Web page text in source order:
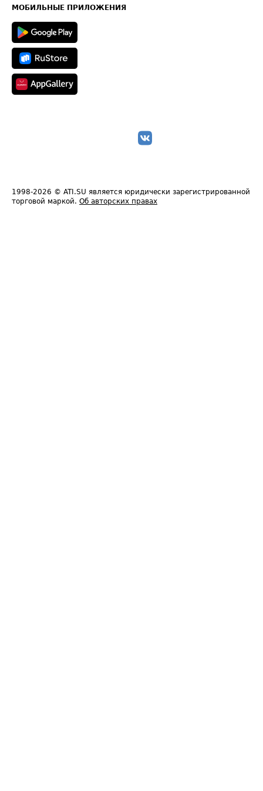
Техническая информация
МОБИЛЬНЫЕ ПРИЛОЖЕНИЯ
1998-2026 © ATI.SU является юридически зарегистрированной
торговой маркой. Об авторских правах